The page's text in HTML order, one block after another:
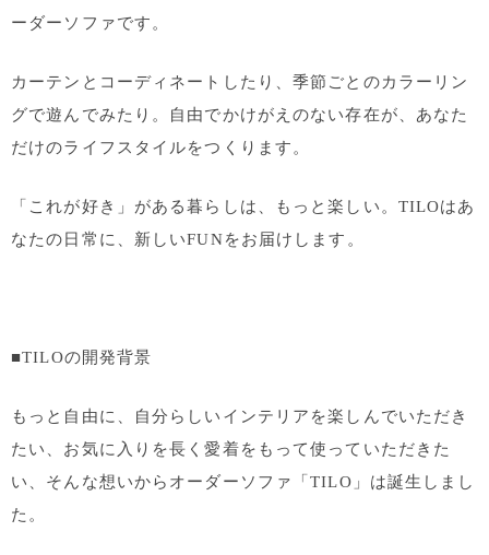
ーダーソファです。
カーテンとコーディネートしたり、季節ごとのカラーリン
グで遊んでみたり。自由でかけがえのない存在が、あなた
だけのライフスタイルをつくります。
「これが好き」がある暮らしは、もっと楽しい。TILOはあ
なたの日常に、新しいFUNをお届けします。
■TILOの開発背景
もっと自由に、自分らしいインテリアを楽しんでいただき
たい、お気に入りを長く愛着をもって使っていただきた
い、そんな想いからオーダーソファ「TILO」は誕生しまし
た。